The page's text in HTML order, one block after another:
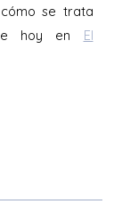
se trata
hoy en El